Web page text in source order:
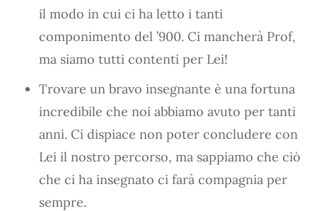
il modo in cui ci ha letto i tanti
componimento del ’900. Ci mancherà Prof,
ma siamo tutti contenti per Lei!
Trovare un bravo insegnante è una fortuna
incredibile che noi abbiamo avuto per tanti
anni. Ci dispiace non poter concludere con
Lei il nostro percorso, ma sappiamo che ciò
che ci ha insegnato ci farà compagnia per
sempre.